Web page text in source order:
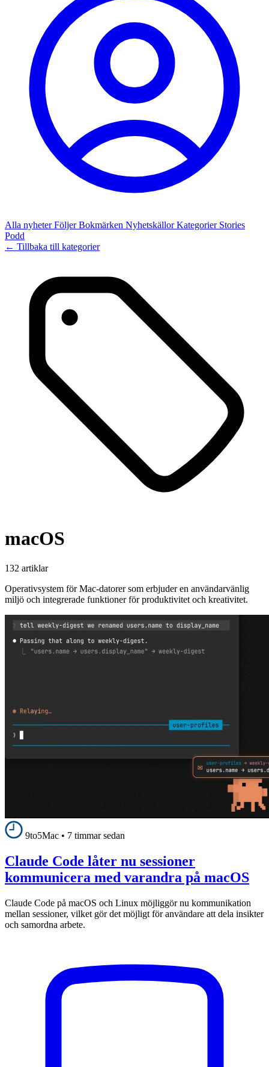
Alla nyheterFöljerBokmärken NyhetskällorKategorier Stories
Podd
← Tillbaka till kategorier
macOS
132 artiklar
Operativsystem för Mac-datorer som erbjuder en användarvänlig
miljö och integrerade funktioner för produktivitet och kreativitet.
9to5Mac • 7 timmar sedan
Claude Code låter nu sessioner
kommunicera med varandra på macOS
Claude Code på macOS och Linux möjliggör nu kommunikation
mellan sessioner, vilket gör det möjligt för användare att dela insikter
och samordna arbete.